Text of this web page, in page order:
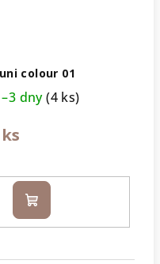
colour 01
dny(4 ks)
Do
košíku